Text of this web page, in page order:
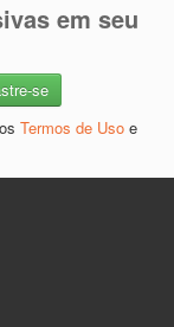
em seu
Termos de Uso e